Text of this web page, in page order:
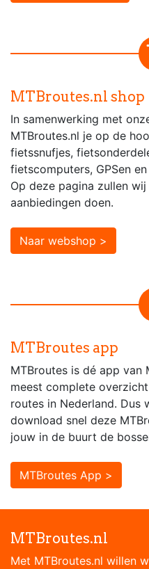
MTBroutes.nl shop
In samenwerking met
MTBroutes.nl je op de
fietssnufjes,
fietscomputers, GPSen
Op deze pagina zullen
aanbiedingen doen.
Naar webshop >
MTBroutes app
MTBroutes is dé app van
meest complete
routes in Nederland. Dus
download snel deze
jouw in de buurt de
MTBroutes App >
MTBroutes.nl
Met MTBroutes.nl willen